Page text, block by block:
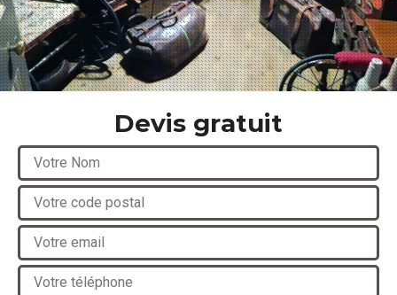
Devis gratuit